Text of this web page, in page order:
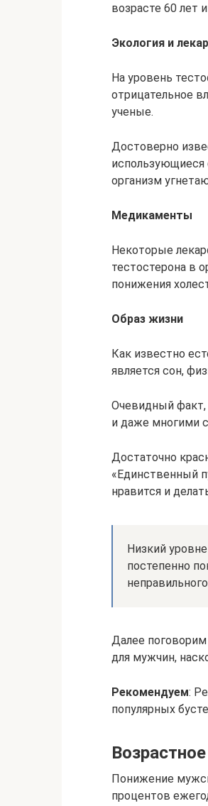
возрасте 60 лет
Экология и
На уровень
отрицательное
ученые.
Достоверно
использующиеся
организм
Медикаменты
Некоторые
тестостерона в
понижения
Образ жизни
Как известно
является сон,
Очевидный факт,
и даже многими
Достаточно
«Единственный
нравится и
Низкий
постепенно
Далее
для мужчин,
Рекомендуем:
популярных
Понижение
процентов